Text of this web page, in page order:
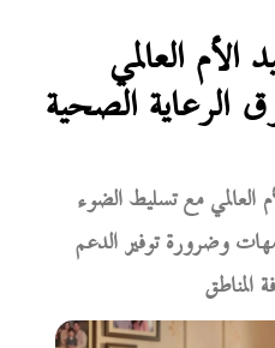
العالمي
الرعاية الصحية
العالمي مع تسليط الضوء
وضرورة توفير الدعم
المناطق